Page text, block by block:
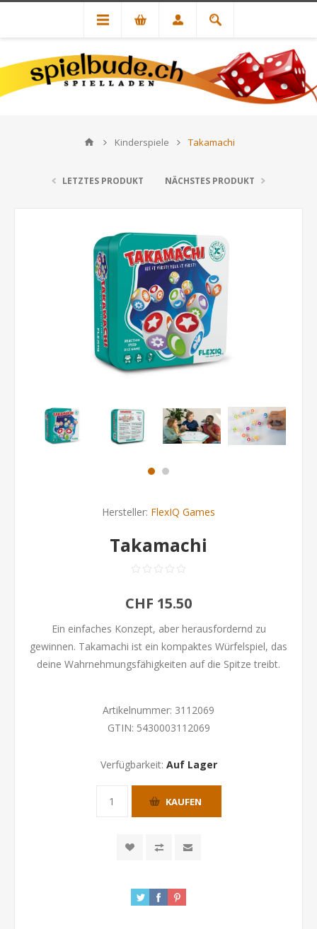
Kinderspiele Takamachi
LETZTES PRODUKT NÄCHSTES PRODUKT
Hersteller: FlexIQ Games
Takamachi
CHF 15.50
Ein einfaches Konzept, aber herausfordernd zu
gewinnen. Takamachi ist ein kompaktes Würfelspiel, das
deine Wahrnehmungsfähigkeiten auf die Spitze treibt.
Artikelnummer: 3112069
GTIN: 5430003112069
Verfügbarkeit: Auf Lager
KAUFEN